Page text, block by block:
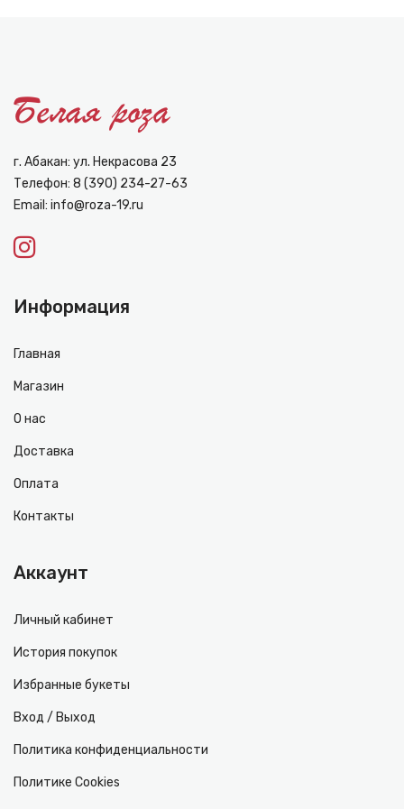
г. Абакан: ул. Некрасова 23
Телефон: 8 (390) 234-27-63
Email: info@roza-19.ru
Информация
Главная
Магазин
О нас
Доставка
Оплата
Контакты
Аккаунт
Личный кабинет
История покупок
Избранные букеты
Вход / Выход
Политика конфиденциальности
Политике Cookies